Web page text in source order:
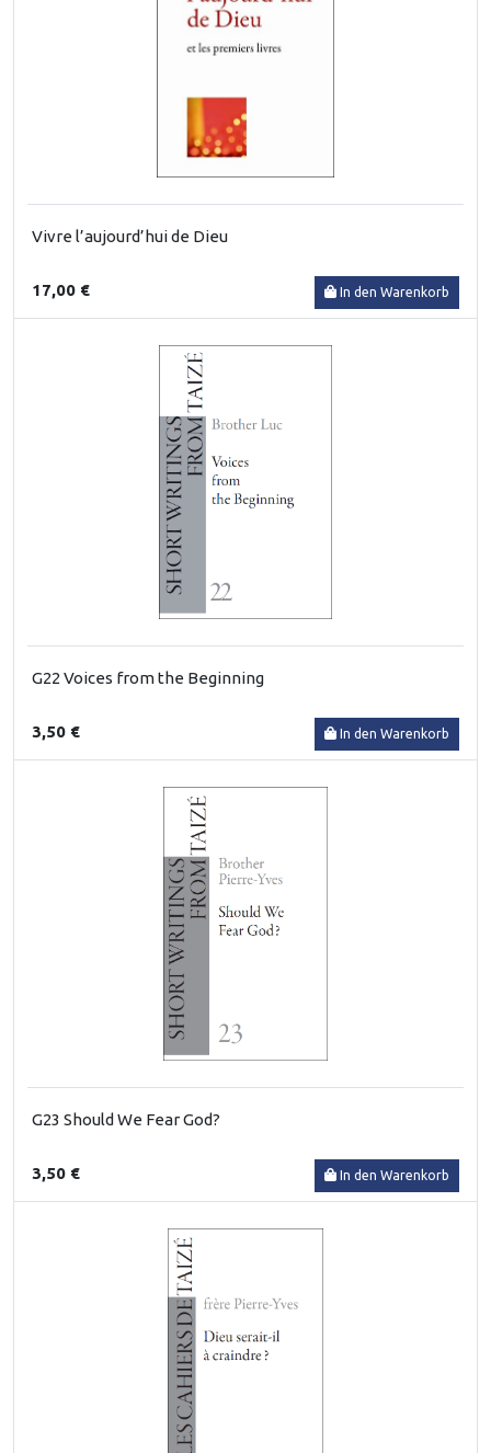
Vivre l’aujourd’hui de Dieu
17,00 € In den Warenkorb
G22 Voices from the Beginning
3,50 € In den Warenkorb
G23 Should We Fear God?
3,50 € In den Warenkorb